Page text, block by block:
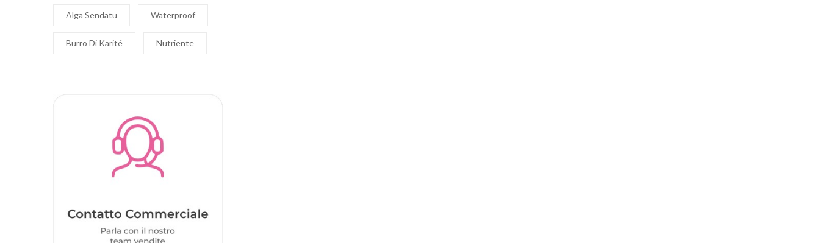
Alga Sendatu Waterproof
Burro Di Karité Nutriente